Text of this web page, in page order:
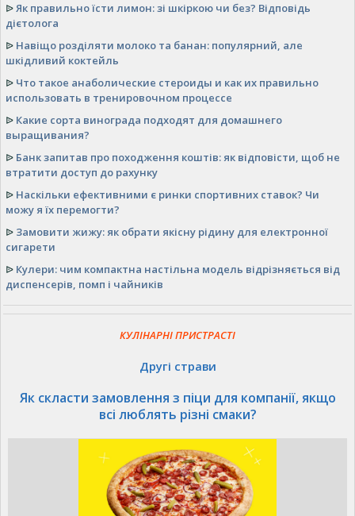
ᐉЯк правильно їсти лимон: зі шкіркою чи без? Відповідь
дієтолога
ᐉ Навіщо розділяти молоко та банан: популярний, але
шкідливий коктейль
ᐉ Что такое анаболические стероиды и как их правильно
использовать в тренировочном процессе
ᐉ Какие сорта винограда подходят для домашнего
выращивания?
ᐉ Банк запитав про походження коштів: як відповісти, щоб не
втратити доступ до рахунку
ᐉ Наскільки ефективними є ринки спортивних ставок? Чи
можу я їх перемогти?
ᐉ Замовити жижу: як обрати якісну рідину для електронної
сигарети
ᐉ Кулери: чим компактна настільна модель відрізняється від
диспенсерів, помп і чайників
КУЛІНАРНІ ПРИСТРАСТІ
Другі страви
Як скласти замовлення з піци для компанії, якщо
всі люблять різні смаки?